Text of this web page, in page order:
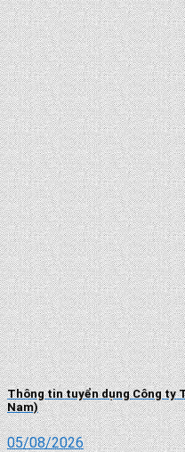
Thông tin tuyển dụng Công ty
Nam)
05/08/2026